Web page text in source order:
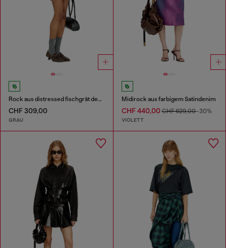
Rock aus distressed fischgrät denim
CHF 309,00
GRAU
Midirock aus farbigem Satindenim
CHF 440,00CHF 629,00-30%
VIOLETT